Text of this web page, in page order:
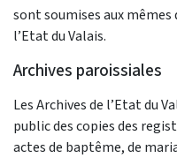
sont soumises aux
l’Etat du Valais.
Archives paroissiales
Les Archives de l’Etat du
public des copies des
actes de baptême, de